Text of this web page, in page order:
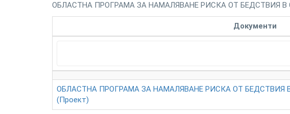
ОБЛАСТНА ПРОГРАМА ЗА НАМАЛЯВАНЕ РИСКА ОТ БЕДСТВИЯ В
Документи
ОБЛАСТНА ПРОГРАМА ЗА НАМАЛЯВАНЕ РИСКА ОТ БЕДСТВИЯ В
(Проект)